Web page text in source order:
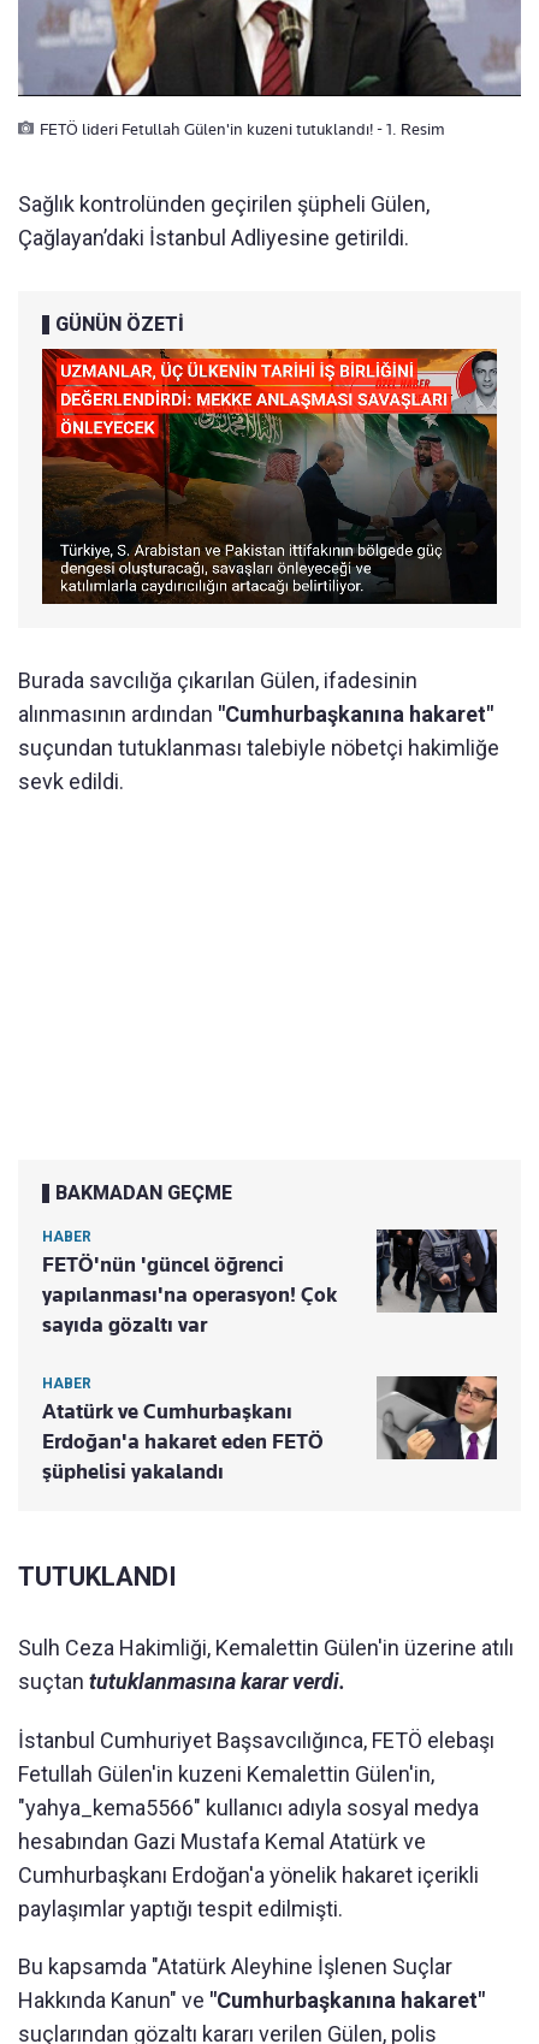
FETÖ lideri Fetullah Gülen'in kuzeni tutuklandı! - 1. Resim
Sağlık kontrolünden geçirilen şüpheli Gülen,
Çağlayan’daki İstanbul Adliyesine getirildi.
GÜNÜN ÖZETİ
Burada savcılığa çıkarılan Gülen, ifadesinin
alınmasının ardından "Cumhurbaşkanına hakaret"
suçundan tutuklanması talebiyle nöbetçi hakimliğe
sevk edildi.
BAKMADAN GEÇME
HABER
FETÖ'nün 'güncel öğrenci
yapılanması'na operasyon! Çok
sayıda gözaltı var
HABER
Atatürk ve Cumhurbaşkanı
Erdoğan'a hakaret eden FETÖ
şüphelisi yakalandı
TUTUKLANDI
Sulh Ceza Hakimliği, Kemalettin Gülen'in üzerine atılı
suçtan tutuklanmasına karar verdi.
İstanbul Cumhuriyet Başsavcılığınca, FETÖ elebaşı
Fetullah Gülen'in kuzeni Kemalettin Gülen'in,
"yahya_kema5566" kullanıcı adıyla sosyal medya
hesabından Gazi Mustafa Kemal Atatürk ve
Cumhurbaşkanı Erdoğan'a yönelik hakaret içerikli
paylaşımlar yaptığı tespit edilmişti.
Bu kapsamda "Atatürk Aleyhine İşlenen Suçlar
Hakkında Kanun" ve "Cumhurbaşkanına hakaret"
suçlarından gözaltı kararı verilen Gülen, polis